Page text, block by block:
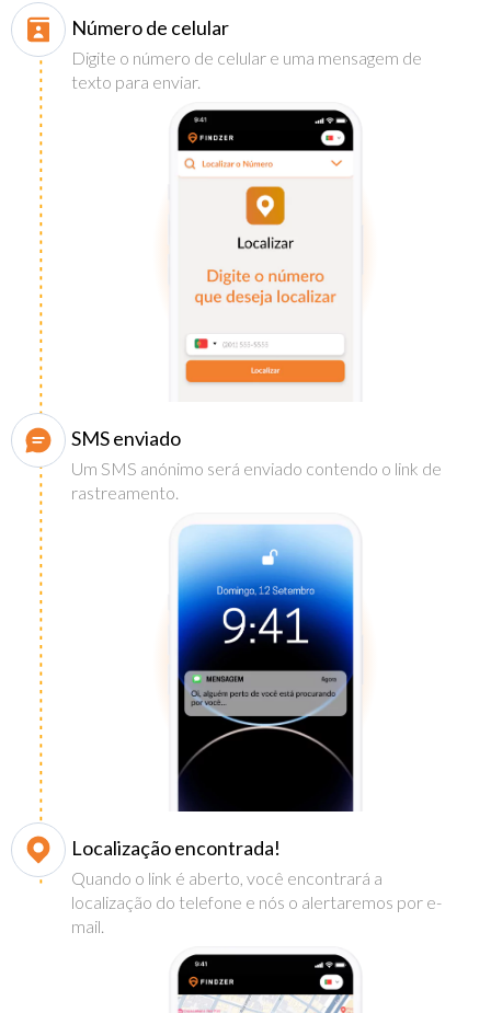
Número de celular
Digite o número de celular e uma mensagem de
texto para enviar.
SMS enviado
Um SMS anónimo será enviado contendo o link de
rastreamento.
Localização encontrada!
Quando o link é aberto, você encontrará a
localização do telefone e nós o alertaremos por e-
mail.